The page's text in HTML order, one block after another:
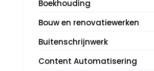
Boekhouding
Bouw en renovatiewerken
Buitenschrijnwerk
Content Automatisering